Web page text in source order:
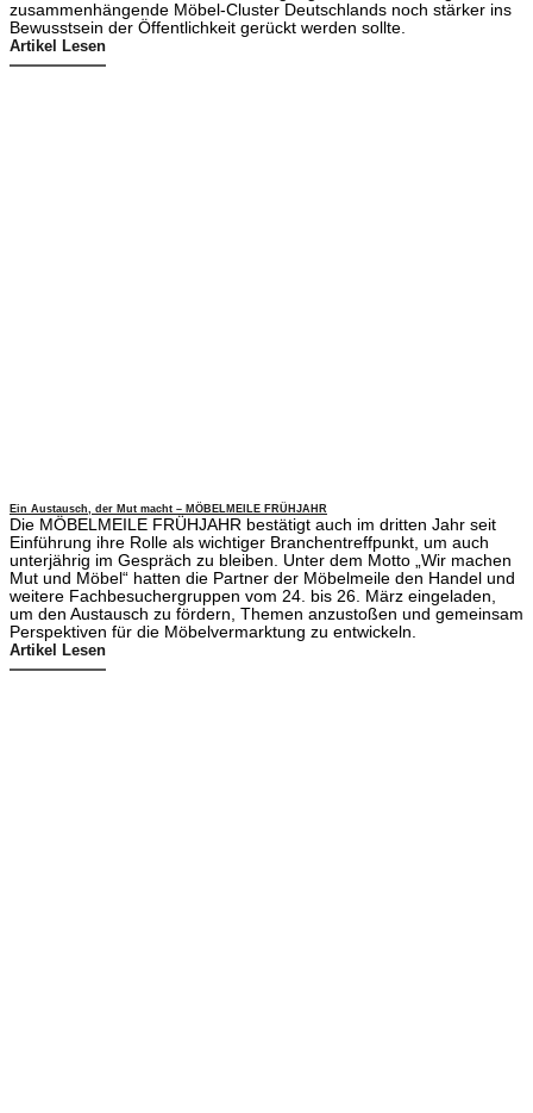
zusammenhängende Möbel-Cluster Deutschlands noch stärker ins
Bewusstsein der Öffentlichkeit gerückt werden sollte.
Artikel Lesen
Ein Austausch, der Mut macht – MÖBELMEILE FRÜHJAHR
Die MÖBELMEILE FRÜHJAHR bestätigt auch im dritten Jahr seit
Einführung ihre Rolle als wichtiger Branchentreffpunkt, um auch
unterjährig im Gespräch zu bleiben. Unter dem Motto „Wir machen
Mut und Möbel“ hatten die Partner der Möbelmeile den Handel und
weitere Fachbesuchergruppen vom 24. bis 26. März eingeladen,
um den Austausch zu fördern, Themen anzustoßen und gemeinsam
Perspektiven für die Möbelvermarktung zu entwickeln.
Artikel Lesen